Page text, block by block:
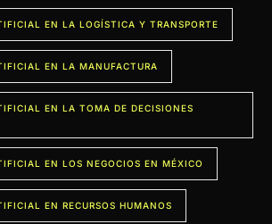
EN LA LOGÍSTICA Y TRANSPORTE
EN LA MANUFACTURA
EN LA TOMA DE DECISIONES
EN LOS NEGOCIOS EN MÉXICO
EN RECURSOS HUMANOS